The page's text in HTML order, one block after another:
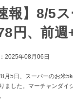
報】8/5
円、前週
2025年08月06日
月5日、スーパーのお米
ました。マーチャンダイ